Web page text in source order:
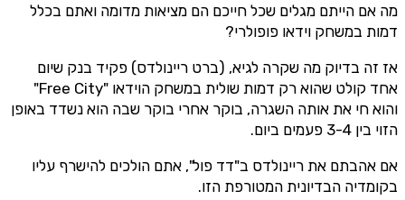
מה אם הייתם מגלים שכל חייכם הם מציאות מדומה ואתם בכלל
דמות במשחק וידאו פופולרי?
אז זה בדיוק מה שקרה לגיא, (ברט ריינולדס) פקיד בנק שיום
אחד קולט שהוא רק דמות שולית במשחק הוידאו "Free City"
והוא חי את אותה השגרה, בוקר אחרי בוקר שבה הוא נשדד באופן
הזוי בין 3-4 פעמים ביום.
אם אהבתם את ריינולדס ב"דד פול", אתם הולכים להישרף עליו
בקומדיה הבדיונית המטורפת הזו.